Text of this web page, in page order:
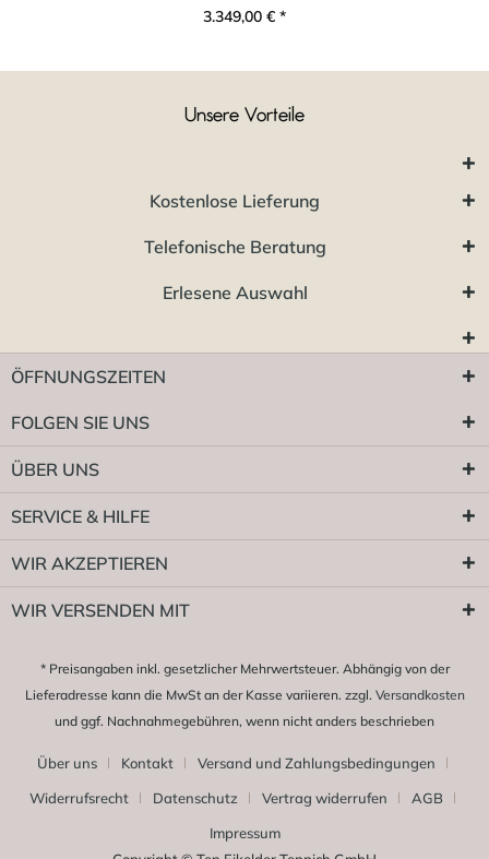
3.349,00 € *
Unsere Vorteile
Kostenlose Lieferung
Telefonische Beratung
Erlesene Auswahl
ÖFFNUNGSZEITEN
FOLGEN SIE UNS
ÜBER UNS
SERVICE & HILFE
WIR AKZEPTIEREN
WIR VERSENDEN MIT
* Preisangaben inkl. gesetzlicher Mehrwertsteuer. Abhängig von der
Lieferadresse kann die MwSt an der Kasse variieren. zzgl. Versandkosten
und ggf. Nachnahmegebühren, wenn nicht anders beschrieben
Über uns Kontakt
Versand und Zahlungsbedingungen
Widerrufsrecht
Datenschutz Vertrag widerrufen
AGB
Impressum